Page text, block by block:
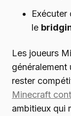
Exécuter
le
Les joueurs
généralement
rester
Minecraft
ambitieux qui